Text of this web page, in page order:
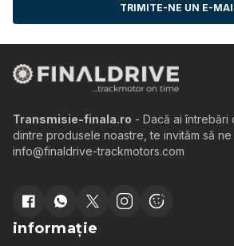
TRIMITE-NE UN E-
Transmisie-finala.ro - Dacă ai întrebări
dintre produsele noastre, te invităm să
info@finaldrive-trackmotors.com
informație